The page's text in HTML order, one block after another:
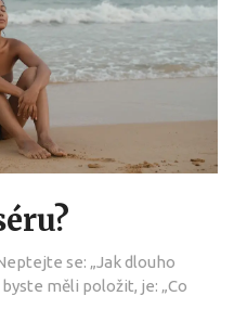
se: „Jak dlouho
měli položit, je: „Co